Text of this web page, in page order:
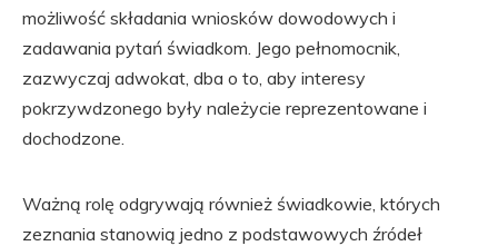
możliwość składania wniosków dowodowych i
zadawania pytań świadkom. Jego pełnomocnik,
zazwyczaj adwokat, dba o to, aby interesy
pokrzywdzonego były należycie reprezentowane i
dochodzone.
Ważną rolę odgrywają również świadkowie, których
zeznania stanowią jedno z podstawowych źródeł